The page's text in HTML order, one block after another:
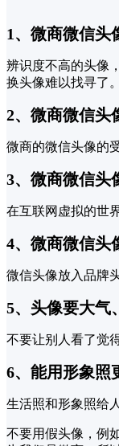
1、微商微信头
辨识度不高的头像
换头像难以找寻了。
2、微商微信头
微商的微信头像的
3、微商微信头
在互联网虚拟的世
4、微商微信头
微信头像放入品牌
5、头像要大气
不要让别人看了觉
6、能用形象照
生活照和形象照给
不要用假头像，例